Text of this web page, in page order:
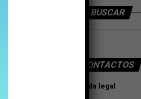
BUSCAR
CONTACTOS
Tarifas Propaganda legal